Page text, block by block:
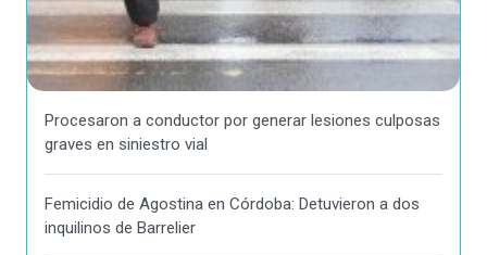
Procesaron a conductor por generar lesiones culposas
graves en siniestro vial
Femicidio de Agostina en Córdoba: Detuvieron a dos
inquilinos de Barrelier